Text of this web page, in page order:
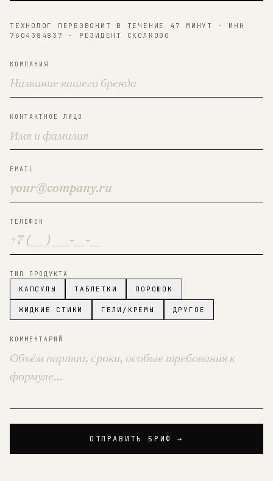
ТЕХНОЛОГ ПЕРЕЗВОНИТ В ТЕЧЕНИЕ 47 МИНУТ · ИНН
7604384837 · РЕЗИДЕНТ СКОЛКОВО
КОМПАНИЯ
КОНТАКТНОЕ ЛИЦО
EMAIL
ТЕЛЕФОН
ТИП ПРОДУКТА
КАПСУЛЫ ТАБЛЕТКИ ПОРОШОК
ЖИДКИЕ СТИКИ ГЕЛИ/КРЕМЫ ДРУГОЕ
КОММЕНТАРИЙ
ОТПРАВИТЬ БРИФ →